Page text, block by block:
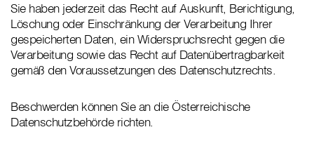
Sie haben jederzeit das Recht auf Auskunft, Berichtigung,
Löschung oder Einschränkung der Verarbeitung Ihrer
gespeicherten Daten, ein Widerspruchsrecht gegen die
Verarbeitung sowie das Recht auf Datenübertragbarkeit
gemäß den Voraussetzungen des Datenschutzrechts.
Beschwerden können Sie an die Österreichische
Datenschutzbehörde richten.